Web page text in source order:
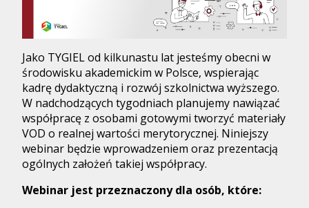
Jako TYGIEL od kilkunastu lat jesteśmy obecni w
środowisku akademickim w Polsce, wspierając
kadrę dydaktyczną i rozwój szkolnictwa wyższego.
W nadchodzących tygodniach planujemy nawiązać
współpracę z osobami gotowymi tworzyć materiały
VOD o realnej wartości merytorycznej. Niniejszy
webinar będzie wprowadzeniem oraz prezentacją
ogólnych założeń takiej współpracy.
Webinar jest przeznaczony dla osób, które: